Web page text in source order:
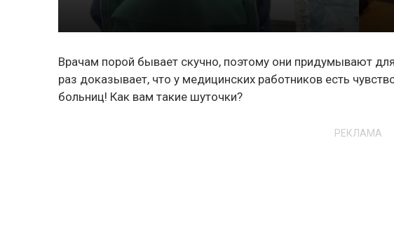
Врачам порой бывает скучно, поэтому они придумывают
раз доказывает, что у медицинских работников есть
больниц! Как вам такие шуточки?
РЕКЛАМА